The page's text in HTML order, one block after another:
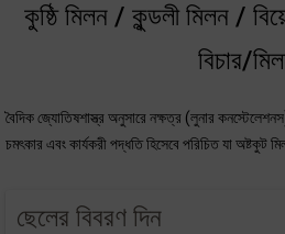
কুষ্ঠি মিলন / কুন্ডলী মিলন /
বিচার/
বৈদিক জ্যোতিষশাস্ত্র অনুসারে নক্ষত্র (লুনার
চমৎকার এবং কার্যকরী পদ্ধতি হিসেবে পরিচিত যা অষ্টকুট
ছেলের বিবরণ দিন